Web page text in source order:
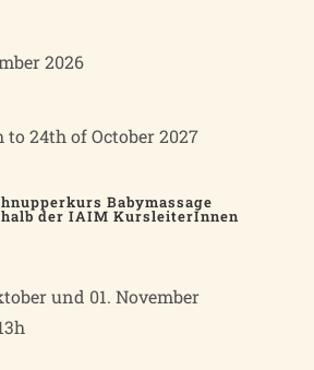
2026
to 24th of October 2027
Babymassage
der IAIM KursleiterInnen
und 01. November